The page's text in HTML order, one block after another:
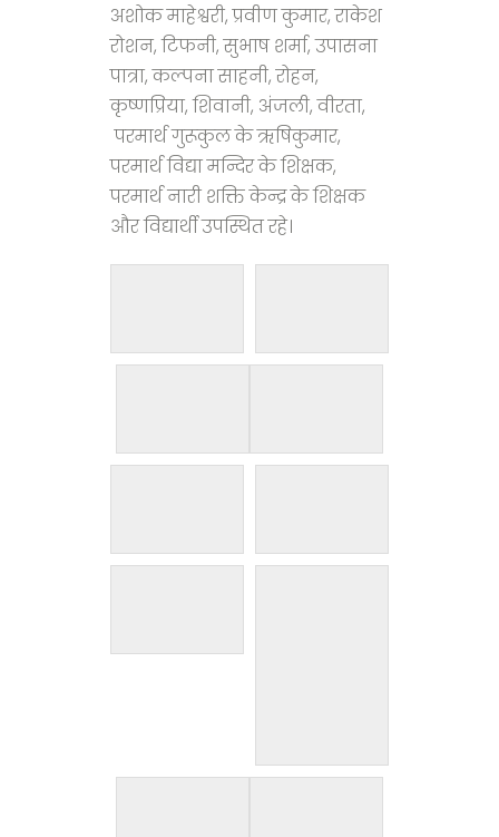
अशोक माहेश्वरी, प्रवीण कुमार, राकेश
रोशन, टिफनी, सुभाष शर्मा, उपासना
पात्रा, कल्पना साहनी, रोहन,
कृष्णप्रिया, शिवानी, अंजली, वीरता,
परमार्थ गुरूकुल के ऋषिकुमार,
परमार्थ विद्या मन्दिर के शिक्षक,
परमार्थ नारी शक्ति केन्द्र के शिक्षक
और विद्यार्थी उपस्थित रहे।